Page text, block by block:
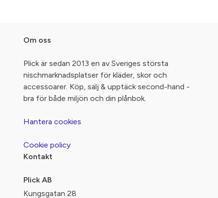
Om oss
Plick är sedan 2013 en av Sveriges största
nischmarknadsplatser för kläder, skor och
accessoarer. Köp, sälj & upptäck second-hand -
bra för både miljön och din plånbok.
Hantera cookies
Cookie policy
Kontakt
Plick AB
Kungsgatan 28